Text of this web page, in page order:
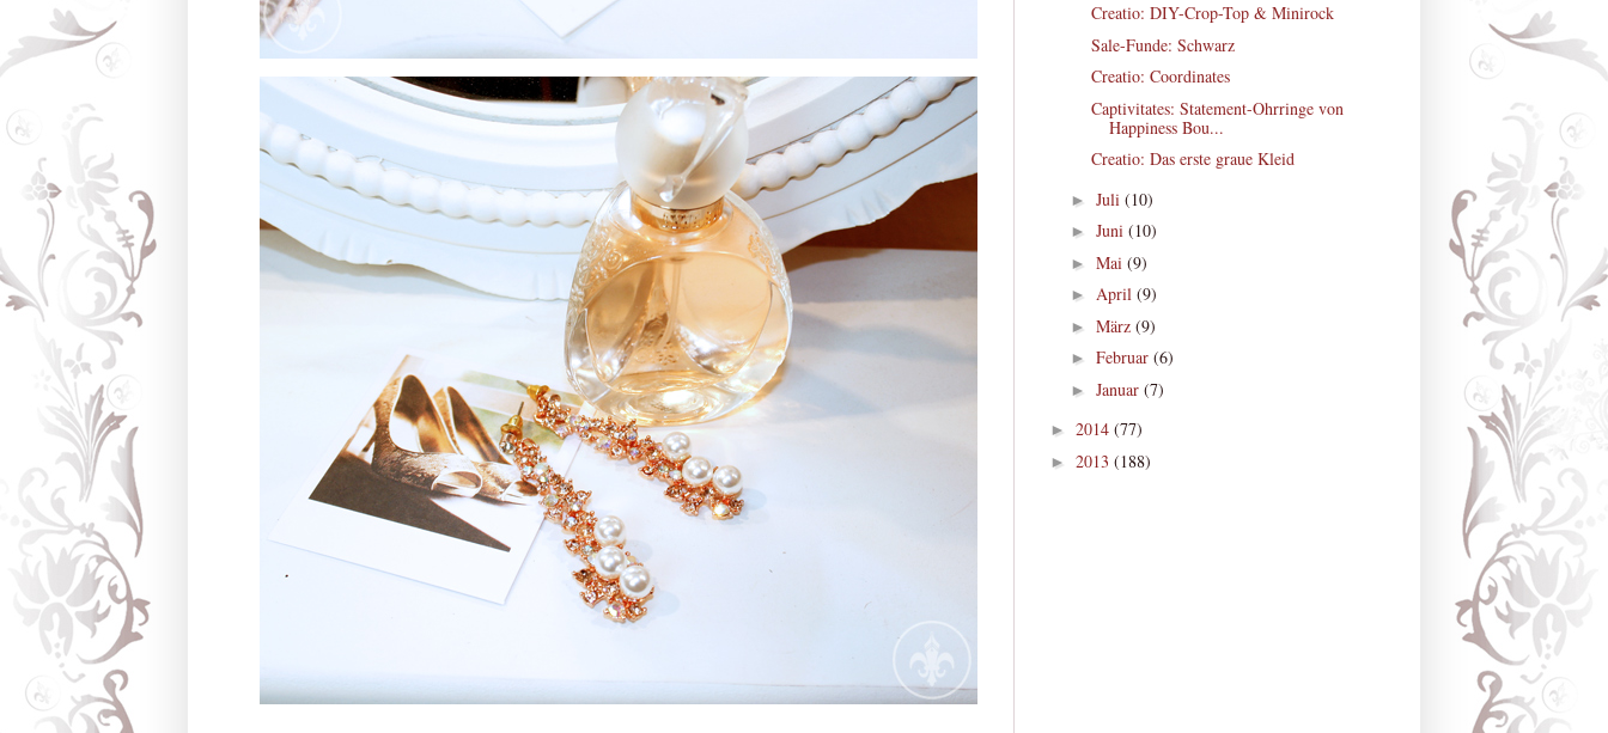
Creatio: DIY-Crop-Top & Minirock
Sale-Funde: Schwarz
Creatio: Coordinates
Captivitates: Statement-Ohrringe von
Happiness Bou...
Creatio: Das erste graue Kleid
► Juli (10)
► Juni (10)
► Mai (9)
► April (9)
► März (9)
► Februar (6)
► Januar (7)
► 2014 (77)
► 2013 (188)